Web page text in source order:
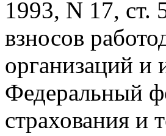
1993, N 17, ст.
взносов
организаций и
Федеральный
страхования и